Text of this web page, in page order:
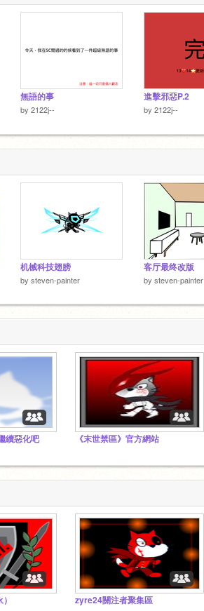
無語的事
by 2122j--
進擊邪惡P.2
by 2122j--
机械科技翅膀
by steven-painter
客厅最终改版
by steven-painter
續惡化吧 《末世禁區》官方網站
zyre24關注者聚集區